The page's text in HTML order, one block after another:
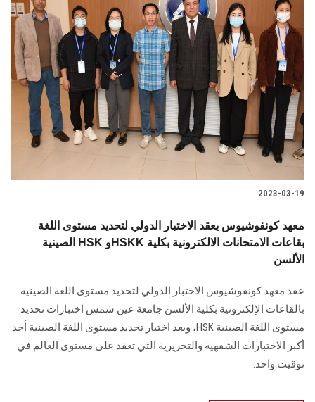
2023-03-19
معهد كونفوشيوس يعقد الاختبار الدولي لتحديد مستوى اللغة
الصينية HSK وHSKK بقاعات الامتحانات الالكترونية بكلية
الألسن
عقد معهد كونفوشيوس الاختبار الدولي لتحديد مستوى اللغة الصينية
بالقاعات الإلكترونية بكلية الألسن جامعة عين شمس اختبارات تحديد
مستوى اللغة الصينية HSK، ويعد اختبار تحديد مستوى اللغة الصينية أحد
أكبر الاختبارات الشفهية والتحريرية التي تعقد على مستوى العالم في
توقيت واحد.